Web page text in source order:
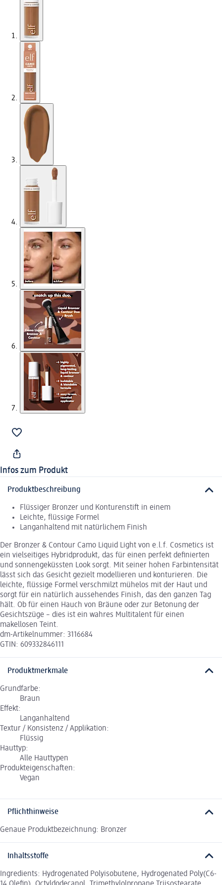
Infos zum Produkt
Produktbeschreibung
Flüssiger Bronzer und Konturenstift in einem
Leichte, flüssige Formel
Langanhaltend mit natürlichem Finish
Der Bronzer & Contour Camo Liquid Light von e.l.f. Cosmetics ist
ein vielseitiges Hybridprodukt, das für einen perfekt definierten
und sonnengeküssten Look sorgt. Mit seiner hohen Farbintensität
lässt sich das Gesicht gezielt modellieren und konturieren. Die
leichte, flüssige Formel verschmilzt mühelos mit der Haut und
sorgt für ein natürlich aussehendes Finish, das den ganzen Tag
hält. Ob für einen Hauch von Bräune oder zur Betonung der
Gesichtszüge – dies ist ein wahres Multitalent für einen
makellosen Teint.
dm-Artikelnummer: 3116684
GTIN: 609332846111
Produktmerkmale
Grundfarbe:
Braun
Effekt:
Langanhaltend
Textur / Konsistenz / Applikation:
Flüssig
Hauttyp:
Alle Hauttypen
Produkteigenschaften:
Vegan
Pflichthinweise
Genaue Produktbezeichnung: Bronzer
Inhaltsstoffe
Ingredients: Hydrogenated Polyisobutene, Hydrogenated Poly(C6-